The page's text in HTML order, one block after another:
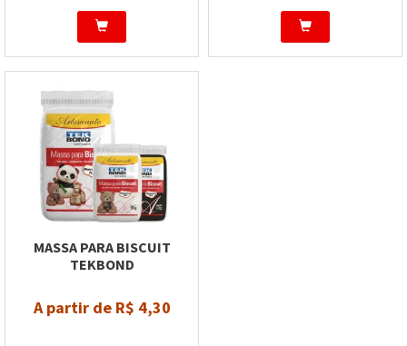
MASSA PARA BISCUIT
TEKBOND
A partir de R$ 4,30